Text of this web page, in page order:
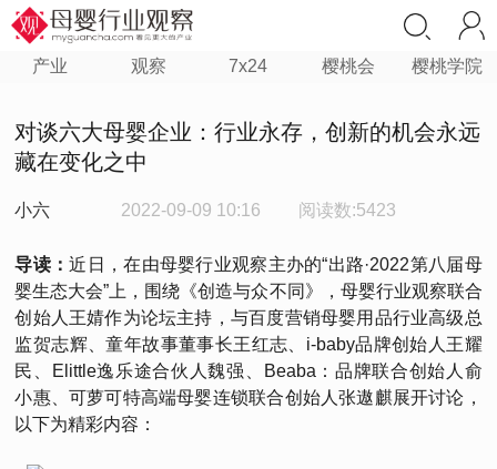
产业 观察 7x24 樱桃会 樱桃学院
对谈六大母婴企业：行业永存，创新的机会永远
藏在变化之中
小六 2022-09-09 10:16 阅读数:5423
导读：近日，在由母婴行业观察主办的“出路·2022第八届母
婴生态大会”上，围绕《创造与众不同》，母婴行业观察联合
创始人王婧作为论坛主持，与百度营销母婴用品行业高级总
监贺志辉、童年故事董事长王红志、i-baby品牌创始人王耀
民、Elittle逸乐途合伙人魏强、Beaba：品牌联合创始人俞
小惠、可萝可特高端母婴连锁联合创始人张遨麒展开讨论，
以下为精彩内容：